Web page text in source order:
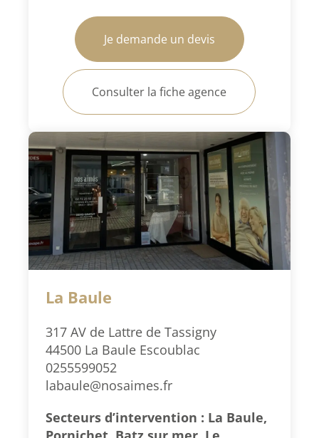
Je demande un devis
Consulter la fiche agence
La Baule
317 AV de Lattre de Tassigny
44500 La Baule Escoublac
0255599052
labaule@nosaimes.fr
Secteurs d’intervention : La Baule,